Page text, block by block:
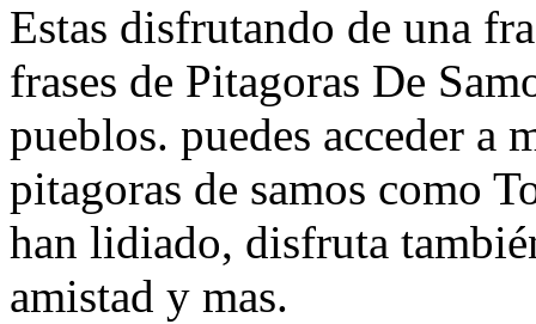
Estas disfrutando de una
frases de Pitagoras De
pueblos. puedes acceder a
pitagoras de samos como
han lidiado, disfruta
amistad y mas.